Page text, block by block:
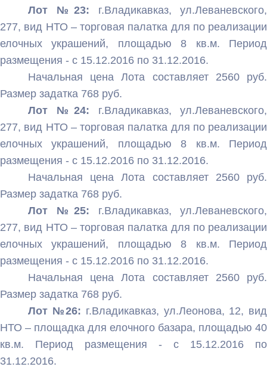
Лот №23: г.Владикавказ, ул.Леваневского,
277, вид НТО – торговая палатка для по реализации
елочных украшений, площадью 8 кв.м. Период
размещения - с 15.12.2016 по 31.12.2016.
Начальная цена Лота составляет 2560 руб.
Размер задатка 768 руб.
Лот №24: г.Владикавказ, ул.Леваневского,
277, вид НТО – торговая палатка для по реализации
елочных украшений, площадью 8 кв.м. Период
размещения - с 15.12.2016 по 31.12.2016.
Начальная цена Лота составляет 2560 руб.
Размер задатка 768 руб.
Лот №25: г.Владикавказ, ул.Леваневского,
277, вид НТО – торговая палатка для по реализации
елочных украшений, площадью 8 кв.м. Период
размещения - с 15.12.2016 по 31.12.2016.
Начальная цена Лота составляет 2560 руб.
Размер задатка 768 руб.
Лот №26: г.Владикавказ, ул.Леонова, 12, вид
НТО – площадка для елочного базара, площадью 40
кв.м. Период размещения - с 15.12.2016 по
31.12.2016.